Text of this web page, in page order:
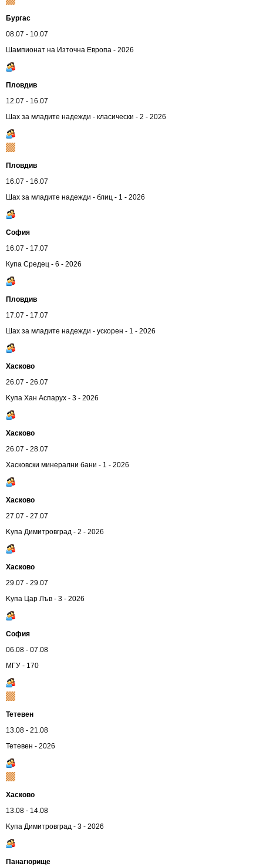
Бургас
08.07 - 10.07
Шампионат на Източна Европа - 2026
Пловдив
12.07 - 16.07
Шах за младите надежди - класически - 2 - 2026
Пловдив
16.07 - 16.07
Шах за младите надежди - блиц - 1 - 2026
София
16.07 - 17.07
Купа Средец - 6 - 2026
Пловдив
17.07 - 17.07
Шах за младите надежди - ускорен - 1 - 2026
Хасково
26.07 - 26.07
Kупа Хан Аспарух - 3 - 2026
Хасково
26.07 - 28.07
Хасковски минерални бани - 1 - 2026
Хасково
27.07 - 27.07
Kупа Димитровград - 2 - 2026
Хасково
29.07 - 29.07
Kупа Цар Лъв - 3 - 2026
София
06.08 - 07.08
МГУ - 170
Тетевен
13.08 - 21.08
Тетевен - 2026
Хасково
13.08 - 14.08
Kупа Димитровград - 3 - 2026
Панагюрище